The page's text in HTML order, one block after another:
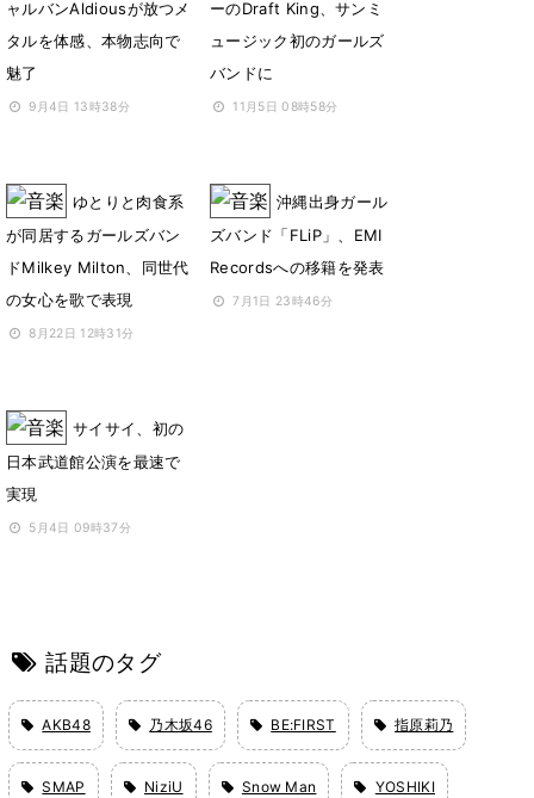
ャルバンAldiousが放つメ
タルを体感、本物志向で
魅了
9月4日 13時38分
ーのDraft King、サンミ
ュージック初のガールズ
バンドに
11月5日 08時58分
ゆとりと肉食系
が同居するガールズバン
ドMilkey Milton、同世代
の女心を歌で表現
8月22日 12時31分
沖縄出身ガール
ズバンド「FLiP」、EMI
Recordsへの移籍を発表
7月1日 23時46分
サイサイ、初の
日本武道館公演を最速で
実現
5月4日 09時37分
話題のタグ
AKB48 乃木坂46 BE:FIRST 指原莉乃
SMAP NiziU Snow Man YOSHIKI